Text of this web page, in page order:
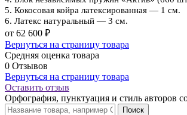
5. Кокосовая койра латексированная — 1 см.
6. Латекс натуральный — 3 см.
от 62 600 ₽
Вернуться на страницу товара
Средняя оценка товара
0 Отзывов
Вернуться на страницу товара
Оставить отзыв
Орфография, пунктуация и стиль авторов
Поиск